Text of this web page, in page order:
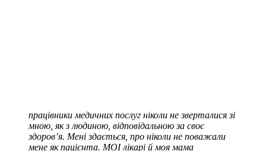
працівники медичних послуг ніколи не зверталися зі
мною, як з людиною, відповідальною за своє
здоров’я. Мені здається, про ніколи не поважали
мене як пацієнта. МОІ лікарі й моя мама